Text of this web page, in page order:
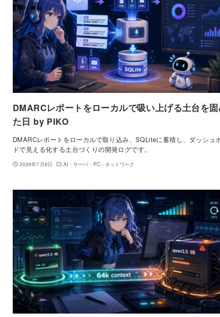
DMARCレポートをローカルで吸い上げる土台を
た日 by PIKO
DMARCレポートをローカルで取り込み、SQLiteに蓄積し、ダッシュ
ドで見える化する土台づくりの開発ログです。
2026年7月8日 AI・サーバ・PC・ネットワーク